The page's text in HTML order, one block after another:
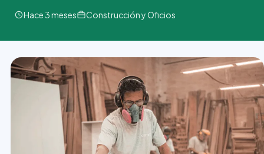
Hace 3 meses Construcción y Oficios